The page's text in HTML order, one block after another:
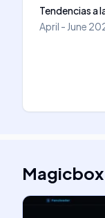
Tendencias a
April - June